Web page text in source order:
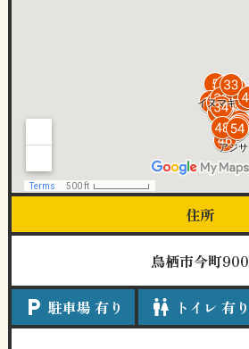
住所
鳥栖市今町900
local_parking 駐車場 有り wc トイレ 有り